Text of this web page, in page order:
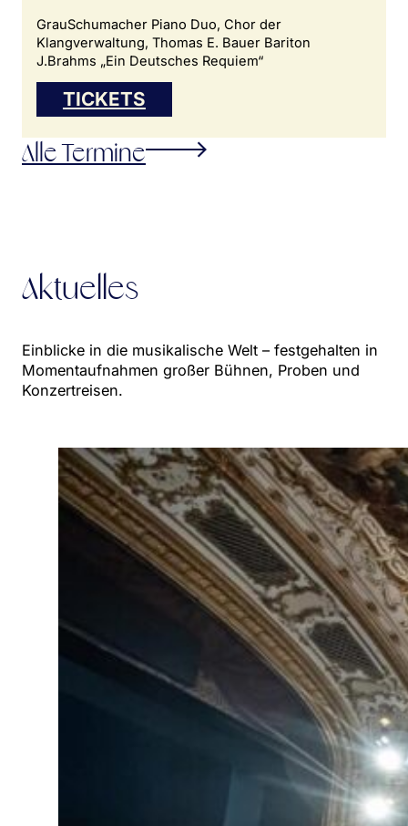
GrauSchumacher Piano Duo, Chor der
Klangverwaltung, Thomas E. Bauer Bariton
J.Brahms „Ein Deutsches Requiem“
TICKETS
Alle Termine
Aktuelles
Einblicke in die musikalische Welt – festgehalten in
Momentaufnahmen großer Bühnen, Proben und
Konzertreisen.